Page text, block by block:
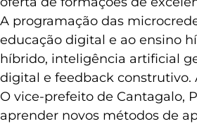
A programação das
educação digital e ao ensino
híbrido, inteligência artificial
digital e feedback construtivo.
O vice-prefeito de Cantagalo,
aprender novos métodos de